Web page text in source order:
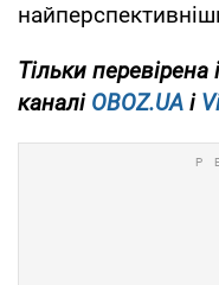
Тільки перевірена
каналі OBOZ.UA і